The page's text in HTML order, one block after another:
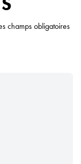
champs obligatoires